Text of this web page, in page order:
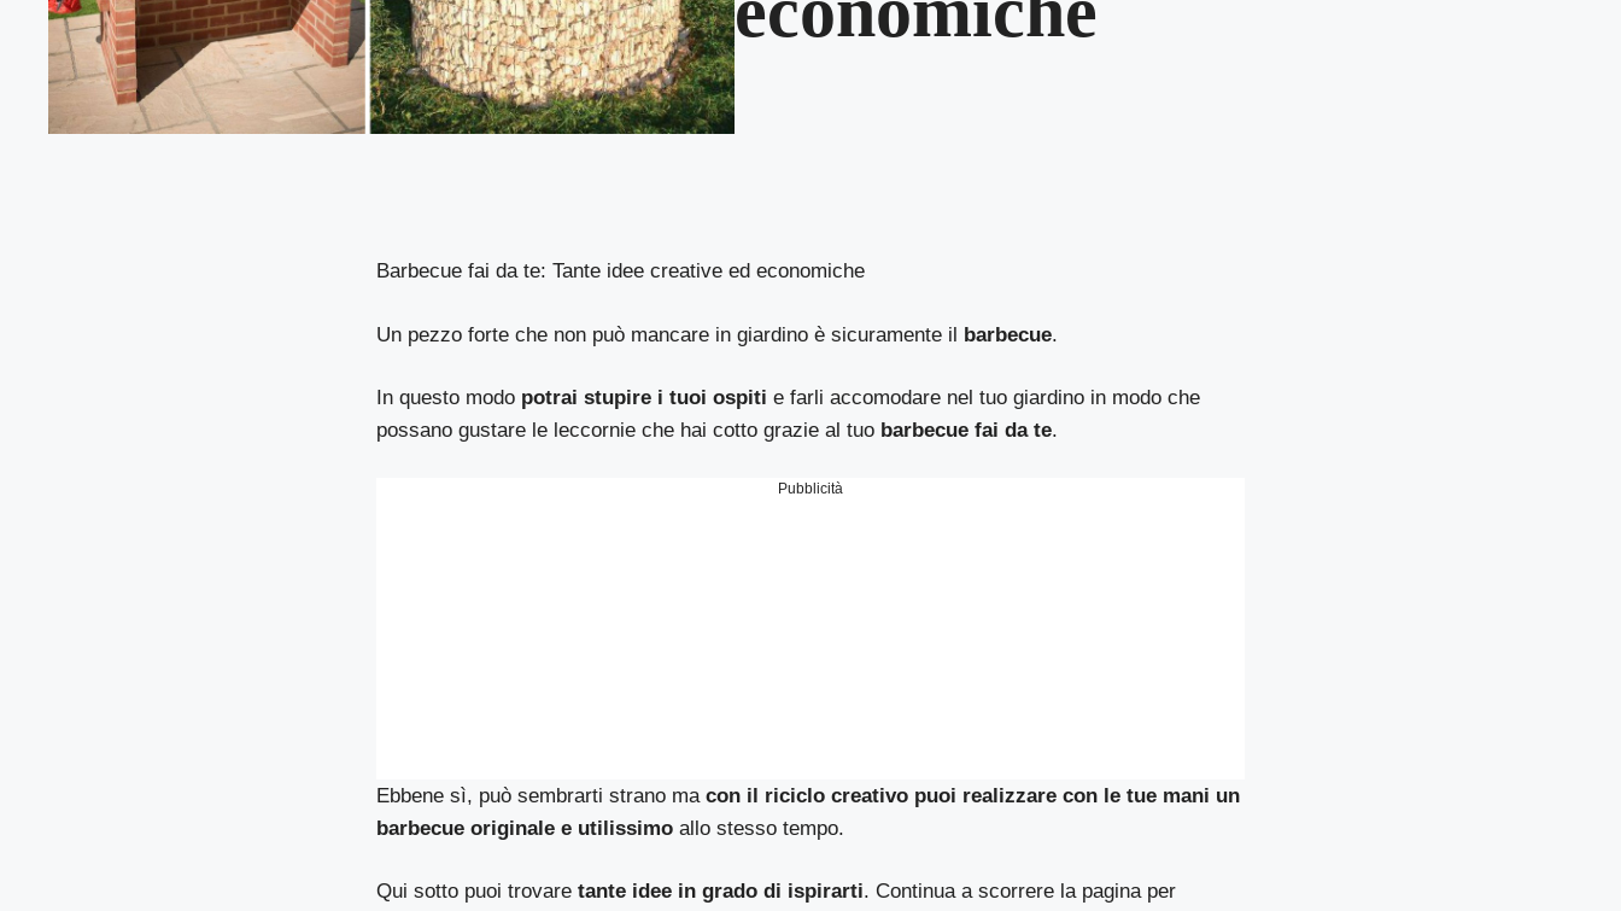
Barbecue fai da te: Tante idee creative ed economiche
Un pezzo forte che non può mancare in giardino è sicuramente il barbecue.
In questo modo potrai stupire i tuoi ospiti e farli accomodare nel tuo giardino in modo che
possano gustare le leccornie che hai cotto grazie al tuo barbecue fai da te.
Pubblicità
Ebbene sì, può sembrarti strano ma con il riciclo creativo puoi realizzare con le tue mani un
barbecue originale e utilissimo allo stesso tempo.
Qui sotto puoi trovare tante idee in grado di ispirarti. Continua a scorrere la pagina per